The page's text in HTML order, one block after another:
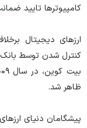
کامپیوتر‌ها تایید
ارز‌های دیجیتال
کنترل شدن توسط بانک
ظاهر شد.
پیشگامان دنیای